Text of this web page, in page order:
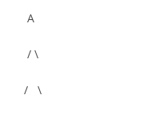
A
/ \
/ \